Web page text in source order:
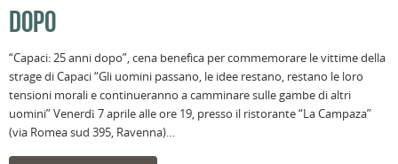
DOPO
“Capaci: 25 anni dopo”, cena benefica per commemorare le vittime della
strage di Capaci “Gli uomini passano, le idee restano, restano le loro
tensioni morali e continueranno a camminare sulle gambe di altri
uomini” Venerdì 7 aprile alle ore 19, presso il ristorante “La Campaza”
(via Romea sud 395, Ravenna)…